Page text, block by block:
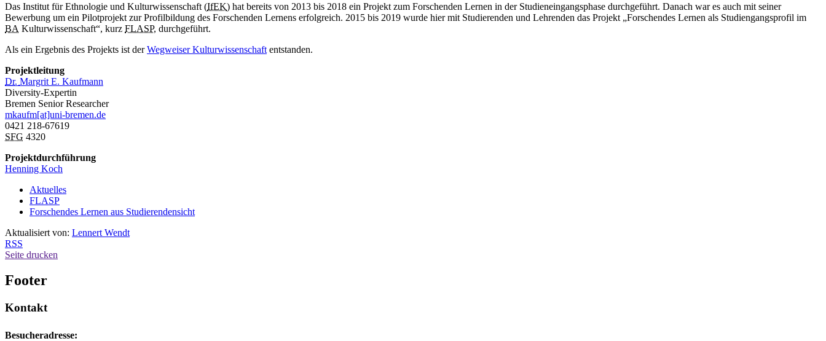
Das Institut für Ethnologie und Kulturwissenschaft (IfEK) hat bereits von 2013 bis 2018 ein Projekt zum Forschenden Lernen in der Studieneingangsphase durchgeführt. Danach war es auch mit seiner
Bewerbung um ein Pilotprojekt zur Profilbildung des Forschenden Lernens erfolgreich. 2015 bis 2019 wurde hier mit Studierenden und Lehrenden das Projekt „Forschendes Lernen als Studiengangsprofil im
BA Kulturwissenschaft“, kurz FLASP, durchgeführt.
Als ein Ergebnis des Projekts ist derWegweiser Kulturwissenschaft entstanden.
Projektleitung
Dr. Margrit E. Kaufmann
Diversity-Expertin
Bremen Senior Researcher
mkaufm[at]uni-bremen.de
0421 218-67619
SFG 4320
Projektdurchführung
Henning Koch
Aktuelles
FLASP
Forschendes Lernen aus Studierendensicht
Aktualisiert von: Lennert Wendt
RSS
Seite drucken
Footer
Kontakt
Besucheradresse: